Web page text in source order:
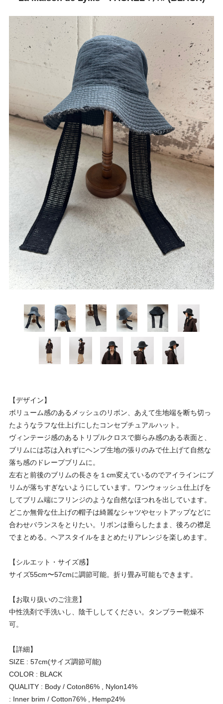
【デザイン】
ボリューム感のあるメッシュのリボン、あえて生地端を断ち切っ
たようなラフな仕上げにしたコンセプチュアルハット。
ヴィンテージ感のあるトリプルクロスで膨らみ感のある表面と、
ブリムには芯は入れずにヘンプ生地の張りのみで仕上げて自然な
落ち感のドレープブリムに。
左右と前後のブリムの長さを１cm変えているのでアイラインにブ
リムが落ちすぎないようにしています。ワンウォッシュ仕上げを
してブリム端にフリンジのような自然なほつれを出しています。
どこか無骨な仕上げの帽子は綺麗なシャツやセットアップなどに
合わせバランスをとりたい。リボンは垂らしたまま、後ろの襟足
でまとめる。ヘアスタイルをまとめたりアレンジを楽しめます。
【シルエット・サイズ感】
サイズ55cm〜57cmに調節可能。折り畳み可能もできます。
【お取り扱いのご注意】
中性洗剤で手洗いし、陰干ししてください。タンブラー乾燥不
可。
【詳細】
SIZE : 57cm(サイズ調節可能)
COLOR : BLACK
QUALITY : Body / Coton86% , Nylon14%
: Inner brim / Cotton76% , Hemp24%